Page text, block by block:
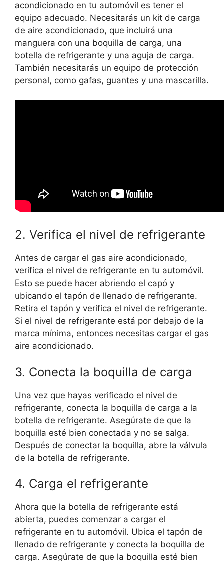
acondicionado en tu automóvil es tener el
equipo adecuado. Necesitarás un kit de carga
de aire acondicionado, que incluirá una
manguera con una boquilla de carga, una
botella de refrigerante y una aguja de carga.
También necesitarás un equipo de protección
personal, como gafas, guantes y una mascarilla.
2. Verifica el nivel de refrigerante
Antes de cargar el gas aire acondicionado,
verifica el nivel de refrigerante en tu automóvil.
Esto se puede hacer abriendo el capó y
ubicando el tapón de llenado de refrigerante.
Retira el tapón y verifica el nivel de refrigerante.
Si el nivel de refrigerante está por debajo de la
marca mínima, entonces necesitas cargar el gas
aire acondicionado.
3. Conecta la boquilla de carga
Una vez que hayas verificado el nivel de
refrigerante, conecta la boquilla de carga a la
botella de refrigerante. Asegúrate de que la
boquilla esté bien conectada y no se salga.
Después de conectar la boquilla, abre la válvula
de la botella de refrigerante.
4. Carga el refrigerante
Ahora que la botella de refrigerante está
abierta, puedes comenzar a cargar el
refrigerante en tu automóvil. Ubica el tapón de
llenado de refrigerante y conecta la boquilla de
carga. Asegúrate de que la boquilla esté bien